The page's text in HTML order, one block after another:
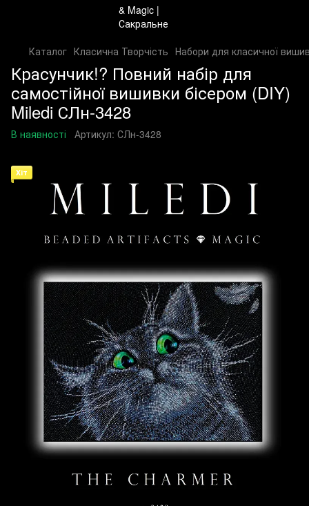
Каталог Класична Творчість Набори для класичної
Красунчик!? Повний набір для
самостійної вишивки бісером (DIY)
Miledi СЛн-3428
В наявності Артикул: СЛн-3428
Хіт